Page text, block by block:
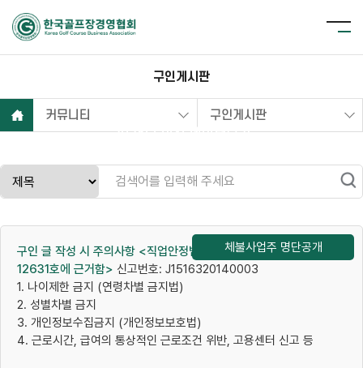
구인게시판
2025년 이전 데이터보기
커뮤니티 구인게시판
구인 글 작성 시 주의사항 <직업안정법 (시행 2014.5.20) 법률 제
12631호에 근거함> 신고번호: J1516320140003
1. 나이제한 금지 (연령차별 금지법)
2. 성별차별 금지
3. 개인정보수집금지 (개인정보보호법)
4. 근로시간, 급여의 통상적인 근로조건 위반, 고용센터 신고 등
체불사업주 명단공개